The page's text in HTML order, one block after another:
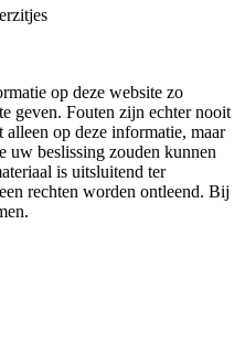
op deze website zo
geven. Fouten zijn echter nooit
op deze informatie, maar
uw beslissing zouden kunnen
is uitsluitend ter
rechten worden ontleend. Bij